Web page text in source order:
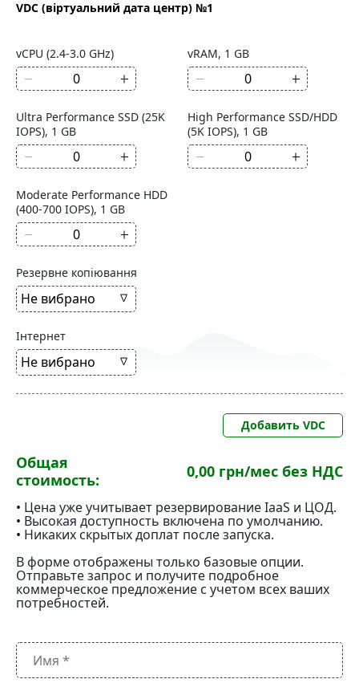
VDC (віртуальний дата центр) №1
vCPU (2.4-3.0 GHz) vRAM, 1 GB
Ultra Performance SSD (25K
IOPS), 1 GB
High Performance SSD/HDD
(5K IOPS), 1 GB
Moderate Performance HDD
(400-700 IOPS), 1 GB
Резервне копіювання
Не вибрано
Інтернет
Не вибрано
Добавить VDC
Общая
стоимость:
0,00 грн/мес без НДС
• Цена уже учитывает резервирование IaaS и ЦОД.
• Высокая доступность включена по умолчанию.
• Никаких скрытых доплат после запуска.
В форме отображены только базовые опции.
Отправьте запрос и получите подробное
коммерческое предложение с учетом всех ваших
потребностей.